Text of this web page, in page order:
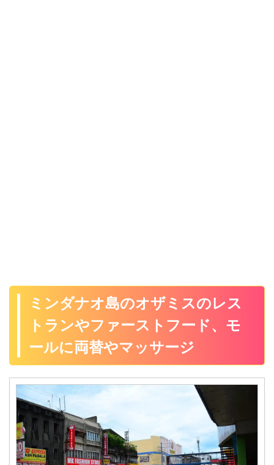
ミンダナオ島のオザミスのレス
トランやファーストフード、モ
ールに両替やマッサージ